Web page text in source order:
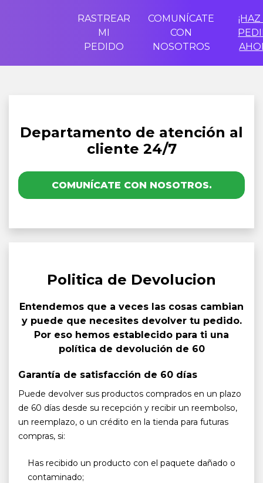
RASTREAR
MI
PEDIDO
COMUNÍCATE
CON
NOSOTROS
Departamento de atención al
cliente 24/7
COMUNÍCATE CON NOSOTROS.
Politica de Devolucion
Entendemos que a veces las cosas cambian
y puede que necesites devolver tu pedido.
Por eso hemos establecido para ti una
política de devolución de 60
Garantía de satisfacción de 60 días
Puede devolver sus productos comprados en un plazo
de 60 días desde su recepción y recibir un reembolso,
un reemplazo, o un crédito en la tienda para futuras
compras, si:
Has recibido un producto con el paquete dañado o
contaminado;